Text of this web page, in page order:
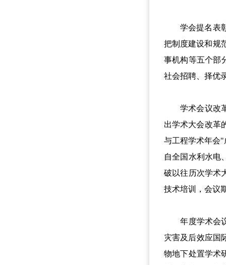
学会提名表彰
把制度建设和规
事机构等五个部
社会招聘、择优
学术会议改革
出学术大会改革
与工程学术年会
自全国水利水电
破以往历次学术
技术培训，会议
年度学术会议
灾害及后效应国
物地下处置学术